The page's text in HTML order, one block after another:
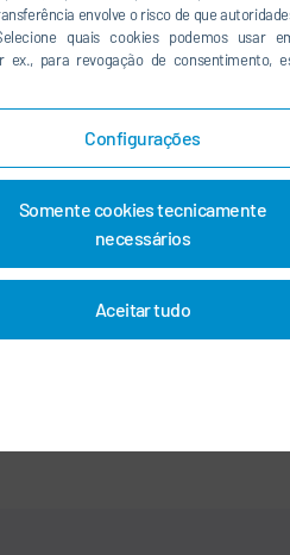
envolve o risco de que
quais cookies podemos usar
ex., para revogação de consentimento,
Configurações
Somente cookies tecnicamente
necessários
Aceitar tudo
LOCALIDADES
MAPA DO SITE - INTEGRITY LINE